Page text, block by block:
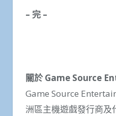
– 完 –
關於 Game Source
Game Source
洲區主機遊戲發行商